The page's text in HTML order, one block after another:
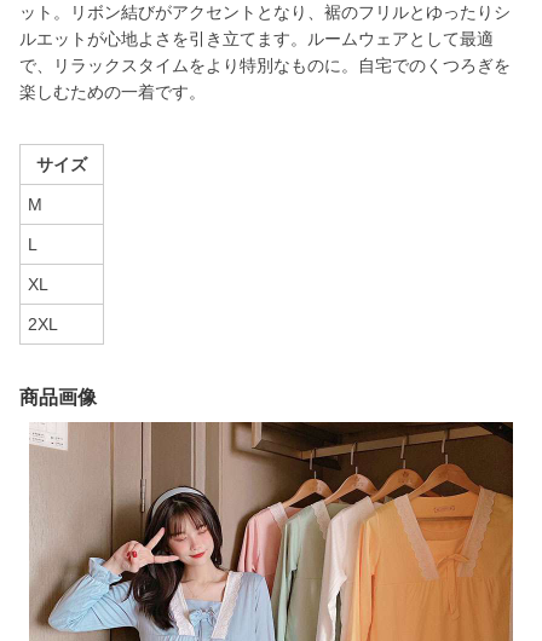
ット。リボン結びがアクセントとなり、裾のフリルとゆったりシ
ルエットが心地よさを引き立てます。ルームウェアとして最適
で、リラックスタイムをより特別なものに。自宅でのくつろぎを
楽しむための一着です。
サイズ
M
L
XL
2XL
商品画像